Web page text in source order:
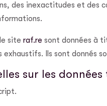
des inexactitudes et des
site raf.re sont données à
exhaustifs. Ils sont donnés
sur les données